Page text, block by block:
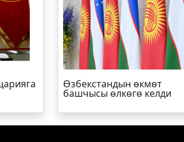
Өзбекстандын өкмөт
башчысы өлкөгө келди